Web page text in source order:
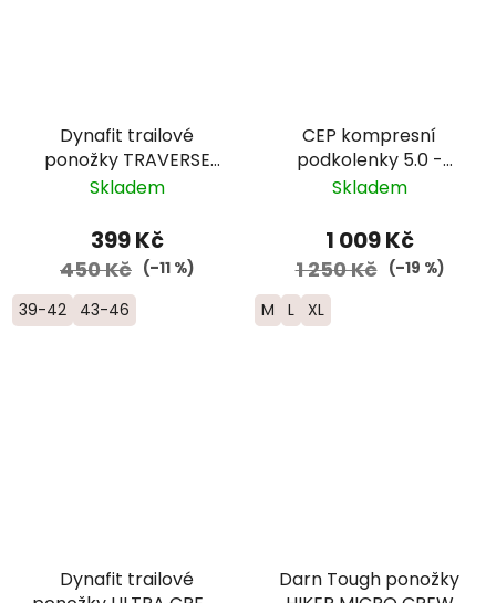
Dynafit trailové
ponožky TRAVERSE
CREW -
Skladem
399 Kč
450 Kč (–11 %)
39-42 43-46
CEP kompresní
podkolenky 5.0 -
pánské - tmavě
Skladem
1 009 Kč
1 250 Kč (–19 %)
M L XL
Dynafit trailové
Darn Tough ponožky